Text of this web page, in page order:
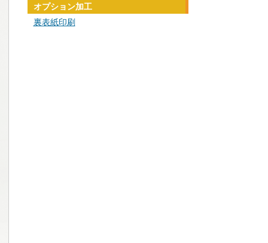
オプション加工
裏表紙印刷